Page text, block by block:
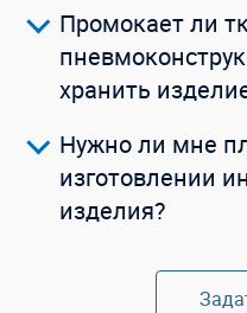
Промокает ли
хранить
Нужно ли мне
изготовлении
изделия?